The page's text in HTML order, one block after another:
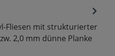
Fliesen mit strukturierter
2,0 mm dünne Planke